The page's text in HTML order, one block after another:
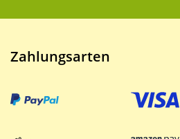
Zahlungsarten